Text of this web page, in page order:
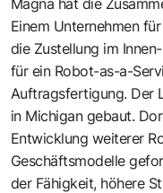
Einem Unternehmen
die Zustellung im
für ein Robot-as-a-
Auftragsfertigung. Der
in Michigan gebaut.
Entwicklung weiterer
Geschäftsmodelle
der Fähigkeit, höhere